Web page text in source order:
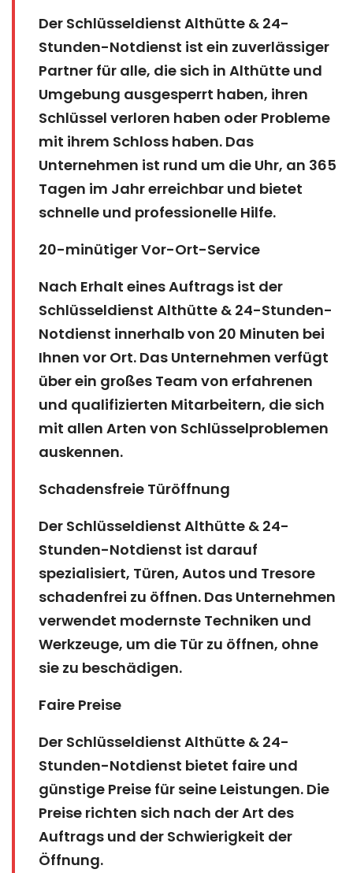
Der Schlüsseldienst Althütte & 24-
Stunden-Notdienst ist ein zuverlässiger
Partner für alle, die sich in Althütte und
Umgebung ausgesperrt haben, ihren
Schlüssel verloren haben oder Probleme
mit ihrem Schloss haben. Das
Unternehmen ist rund um die Uhr, an 365
Tagen im Jahr erreichbar und bietet
schnelle und professionelle Hilfe.
20-minütiger Vor-Ort-Service
Nach Erhalt eines Auftrags ist der
Schlüsseldienst Althütte & 24-Stunden-
Notdienst innerhalb von 20 Minuten bei
Ihnen vor Ort. Das Unternehmen verfügt
über ein großes Team von erfahrenen
und qualifizierten Mitarbeitern, die sich
mit allen Arten von Schlüsselproblemen
auskennen.
Schadensfreie Türöffnung
Der Schlüsseldienst Althütte & 24-
Stunden-Notdienst ist darauf
spezialisiert, Türen, Autos und Tresore
schadenfrei zu öffnen. Das Unternehmen
verwendet modernste Techniken und
Werkzeuge, um die Tür zu öffnen, ohne
sie zu beschädigen.
Faire Preise
Der Schlüsseldienst Althütte & 24-
Stunden-Notdienst bietet faire und
günstige Preise für seine Leistungen. Die
Preise richten sich nach der Art des
Auftrags und der Schwierigkeit der
Öffnung.